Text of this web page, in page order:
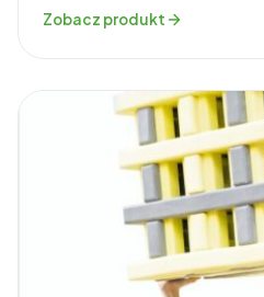
Zobacz produkt